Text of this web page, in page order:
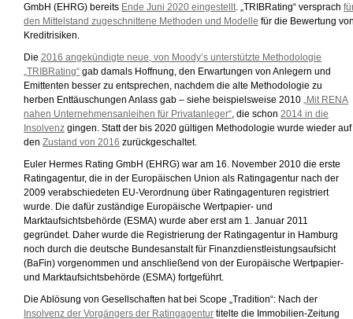
GmbH (EHRG) bereits Ende Juni 2020 eingestellt . „TRIBRating“ versprach
den Mittelstand zugeschnittene Methoden und Modelle für die Bewertung
Kreditrisiken.
Die 2016 angekündigte neue, von Moody’s unterstützte Methodologie
„TRIBRating“ gab damals Hoffnung, den Erwartungen von Anlegern und
Emittenten besser zu entsprechen, nachdem die alte Methodologie zu
herben Enttäuschungen Anlass gab – siehe beispielsweise 2010
„Mit RENA
nahen Unternehmensanleihen für Privatanleger“ , die schon 2014 in die
Insolvenz gingen. Statt der bis 2020 gültigen Methodologie wurde wieder auf
den Zustand von 2016 zurückgeschaltet.
Euler Hermes Rating GmbH (EHRG) war am 16. November 2010 die erste
Ratingagentur, die in der Europäischen Union als Ratingagentur nach der
2009 verabschiedeten EU-Verordnung über Ratingagenturen registriert
wurde. Die dafür zuständige Europäische Wertpapier- und
Marktaufsichtsbehörde (ESMA) wurde aber erst am 1. Januar 2011
gegründet. Daher wurde die Registrierung der Ratingagentur in Hamburg
noch durch die deutsche Bundesanstalt für Finanzdienstleistungsaufsicht
(BaFin) vorgenommen und anschließend von der Europäische Wertpapier-
und Marktaufsichtsbehörde (ESMA) fortgeführt.
Die Ablösung von Gesellschaften hat bei Scope „Tradition“: Nach der
Insolvenz der Vorgängers der Ratingagentur titelte die Immobilien-Zeitung